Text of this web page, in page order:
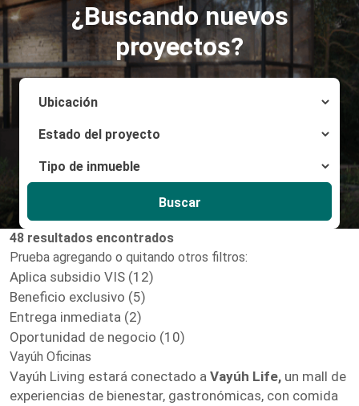
¿Buscando nuevos
proyectos?
Buscar
48 resultados encontrados
Prueba agregando o quitando otros filtros:
Aplica subsidio VIS (12)
Beneficio exclusivo (5)
Entrega inmediata (2)
Oportunidad de negocio (10)
Vayúh Oficinas
Vayúh Living estará conectado a Vayúh Life, un mall de
experiencias de bienestar, gastronómicas, con comida